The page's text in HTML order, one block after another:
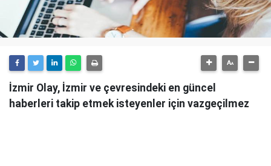
İzmir Olay, İzmir ve çevresindeki en güncel
haberleri takip etmek isteyenler için vazgeçilmez